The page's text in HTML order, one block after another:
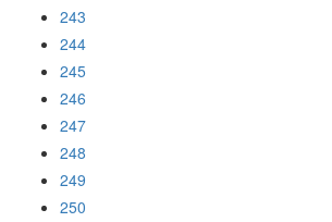
243
244
245
246
247
248
249
250